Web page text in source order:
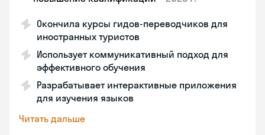
Окончила курсы гидов-переводчиков для
иностранных туристов
Использует коммуникативный подход для
эффективного обучения
Разрабатывает интерактивные приложения
для изучения языков
Читать дальше